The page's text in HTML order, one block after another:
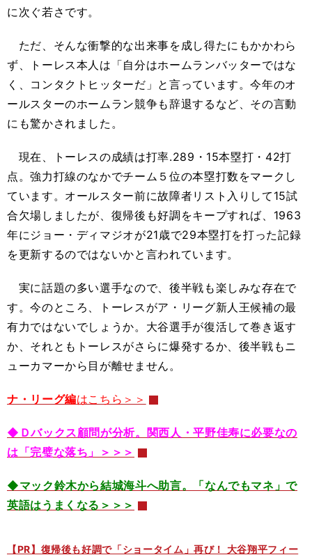
に次ぐ若さです。
ただ、そんな衝撃的な出来事を成し得たにもかかわら
ず、トーレス本人は「自分はホームランバッターではな
く、コンタクトヒッターだ」と言っています。今年のオ
ールスターのホームラン競争も辞退するなど、その言動
にも驚かされました。
現在、トーレスの成績は打率.289・15本塁打・42打
点。強力打線のなかでチーム５位の本塁打数をマークし
ています。オールスター前に故障者リスト入りして15試
合欠場しましたが、復帰後も好調をキープすれば、1963
年にジョー・ディマジオが21歳で29本塁打を打った記録
を更新するのではないかと言われています。
実に話題の多い選手なので、後半戦も楽しみな存在で
す。今のところ、トーレスがア・リーグ新人王候補の最
有力ではないでしょうか。大谷選手が復活して巻き返す
か、それともトーレスがさらに爆発するか、後半戦もニ
ューカマーから目が離せません。
ナ・リーグ編はこちら＞＞
◆Ｄバックス顧問が分析。関西人・平野佳寿に必要なの
は「完璧な落ち」＞＞＞
◆マック鈴木から結城海斗へ助言。「なんでもマネ」で
英語はうまくなる＞＞＞
【PR】復帰後も好調で「ショータイム」再び！ 大谷翔平フィー